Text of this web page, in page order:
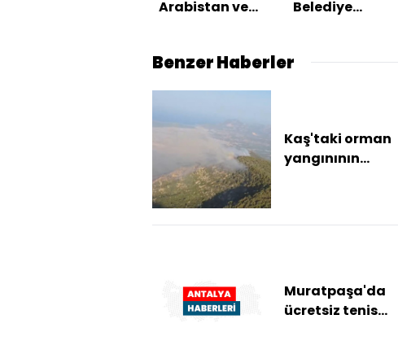
Arabistan ve
anlaşması
Belediye
Benzer Haberler
Kaş'taki orman
yangınının
Muratpaşa'da
ücretsiz tenis